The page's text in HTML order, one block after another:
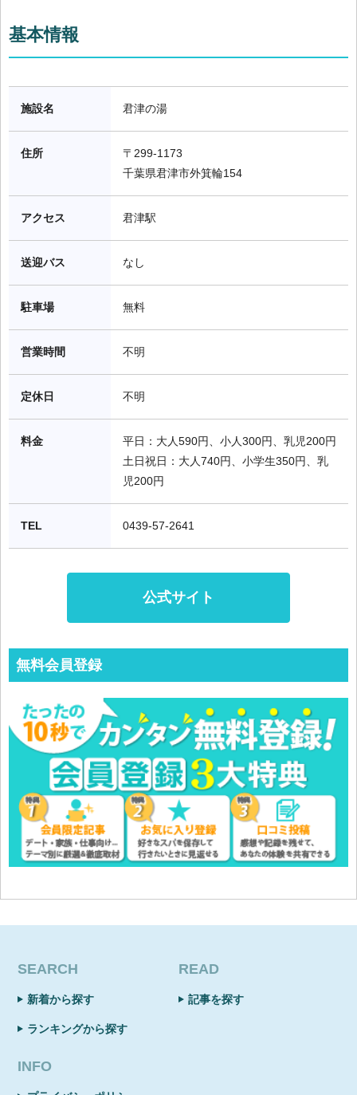
基本情報
施設名 君津の湯
住所
〒299-1173
千葉県君津市外箕輪154
アクセス 君津駅
送迎バス なし
駐車場 無料
営業時間 不明
定休日 不明
料金
平日：大人590円、小人300円、乳児200円
土日祝日：大人740円、小学生350円、乳
児200円
TEL 0439-57-2641
公式サイト
無料会員登録
SEARCH
新着から探す
ランキングから探す
READ
記事を探す
INFO